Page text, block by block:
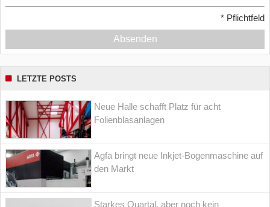
* Pflichtfeld
Absenden
LETZTE POSTS
Neue Halle schafft Platz für acht
Folienblasanlagen
Agfa bringt neue Inkjet-Bogenmaschine auf
den Markt
Starkes Quartal, aber noch kein